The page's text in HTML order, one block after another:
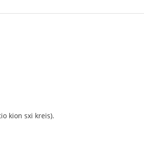
kion sxi kreis).